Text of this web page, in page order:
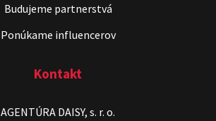
Budujeme partnerstvá
Ponúkame influencerov
Kontakt
AGENTÚRA DAISY, s. r. o.